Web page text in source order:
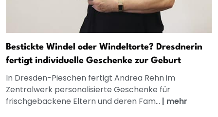
Bestickte Windel oder Windeltorte? Dresdnerin
fertigt individuelle Geschenke zur Geburt
In Dresden-Pieschen fertigt Andrea Rehn im
Zentralwerk personalisierte Geschenke für
frischgebackene Eltern und deren Fam... | mehr